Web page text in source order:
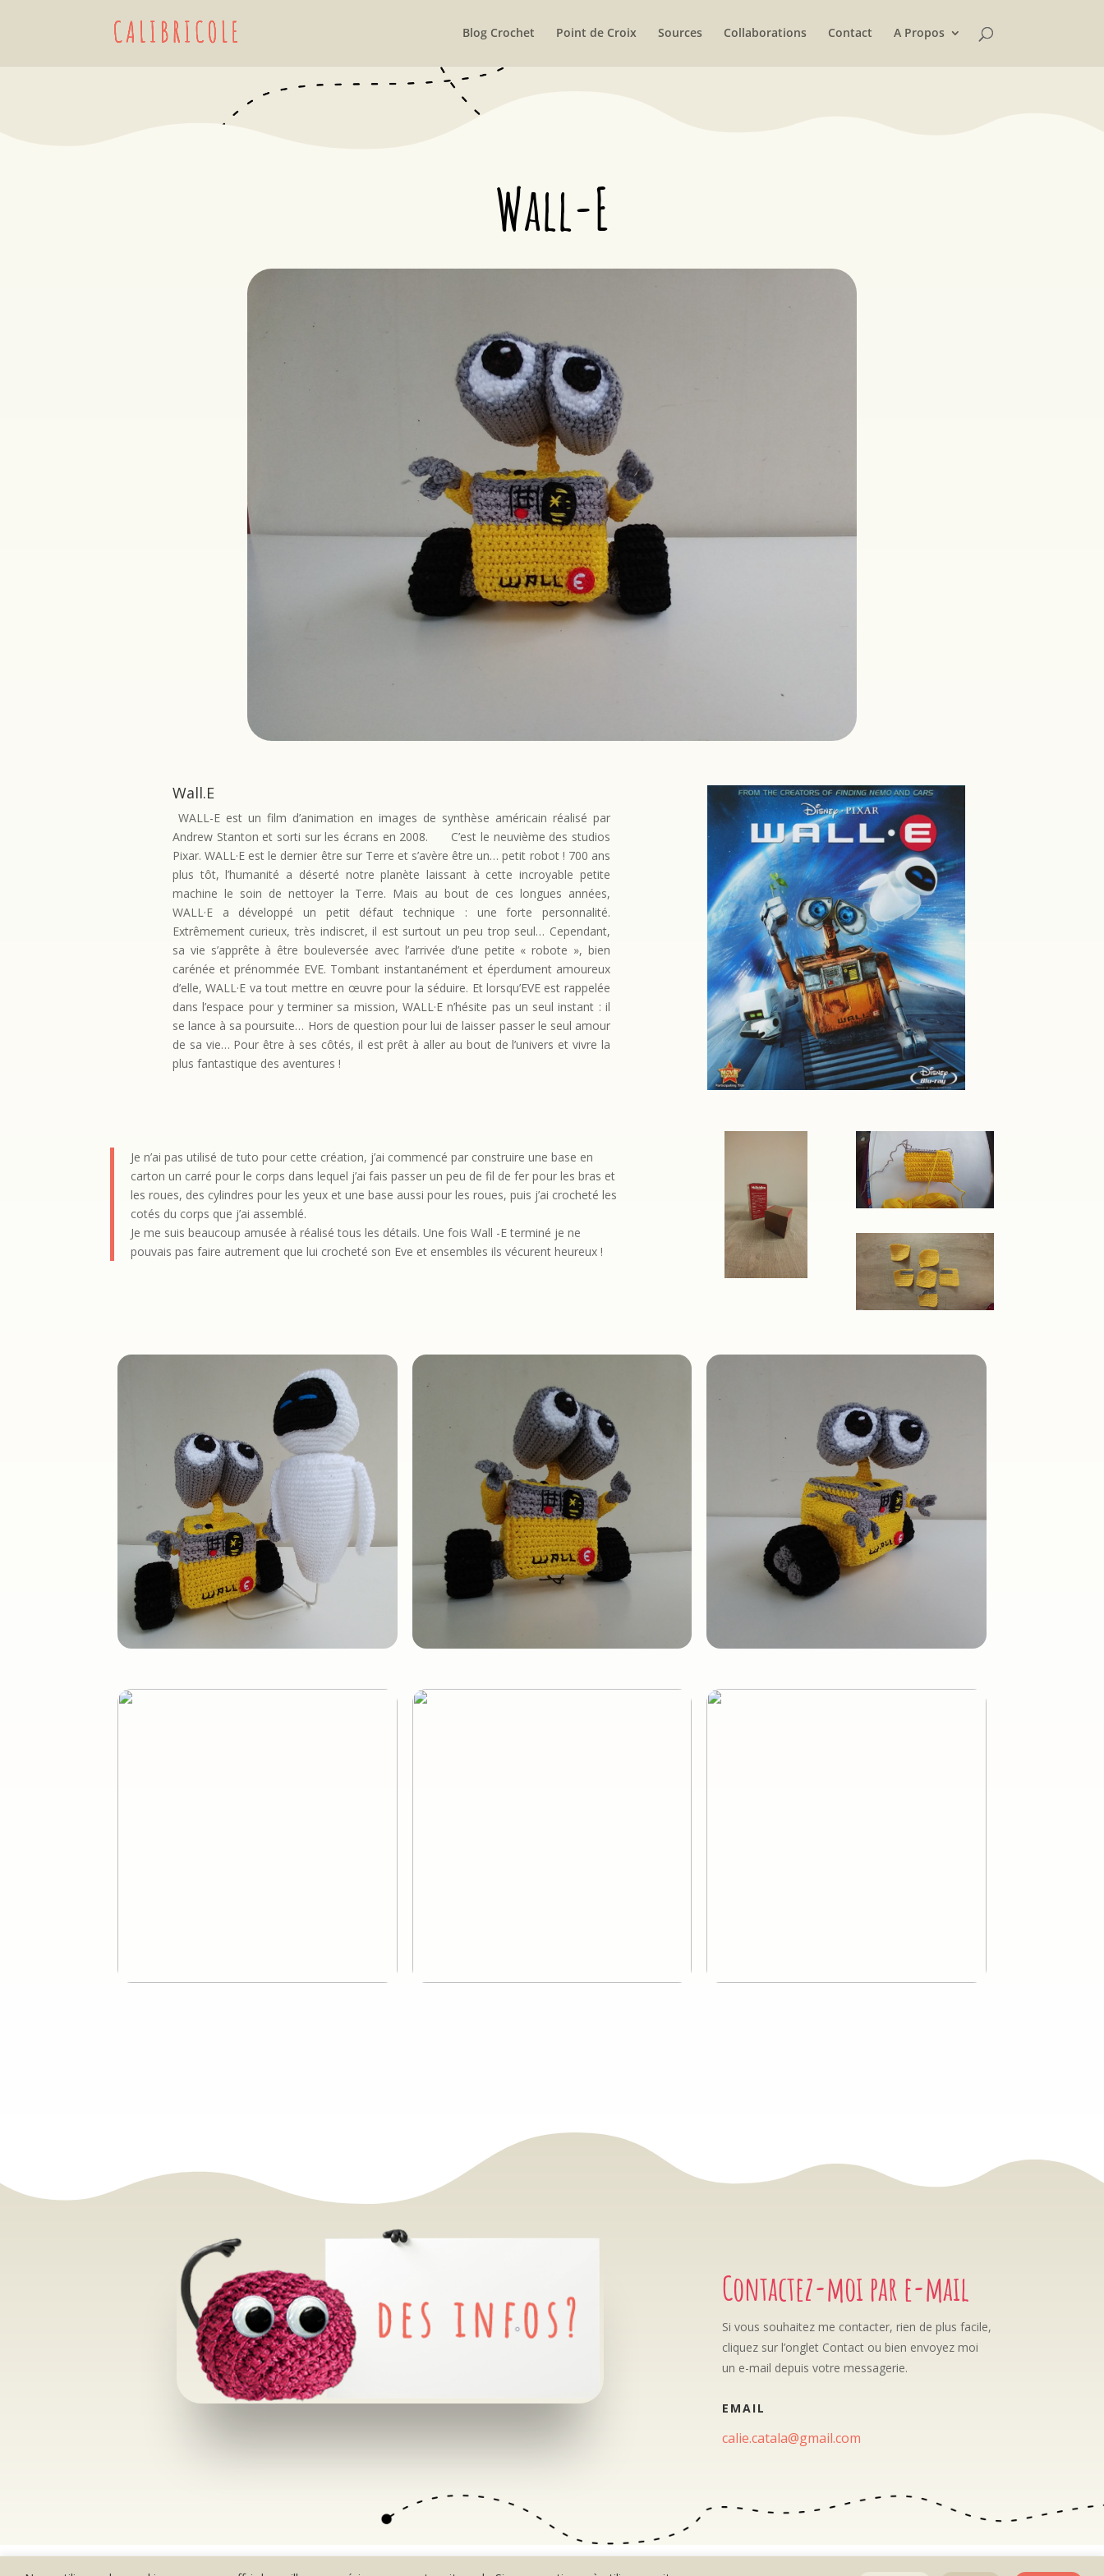
Blog Crochet Point de Croix Sources Collaborations Contact A Propos
Wall-E
Wall.E
WALL-E est un film d’animation en images de synthèse américain réalisé par
Andrew Stanton et sorti sur les écrans en 2008. C’est le neuvième des studios
Pixar. WALL·E est le dernier être sur Terre et s’avère être un… petit robot ! 700 ans
plus tôt, l’humanité a déserté notre planète laissant à cette incroyable petite
machine le soin de nettoyer la Terre. Mais au bout de ces longues années,
WALL·E a développé un petit défaut technique : une forte personnalité.
Extrêmement curieux, très indiscret, il est surtout un peu trop seul… Cependant,
sa vie s’apprête à être bouleversée avec l’arrivée d’une petite « robote », bien
carénée et prénommée EVE. Tombant instantanément et éperdument amoureux
d’elle, WALL·E va tout mettre en œuvre pour la séduire. Et lorsqu’EVE est rappelée
dans l’espace pour y terminer sa mission, WALL·E n’hésite pas un seul instant : il
se lance à sa poursuite… Hors de question pour lui de laisser passer le seul amour
de sa vie… Pour être à ses côtés, il est prêt à aller au bout de l’univers et vivre la
plus fantastique des aventures !
Je n’ai pas utilisé de tuto pour cette création, j’ai commencé par construire une base en
carton un carré pour le corps dans lequel j’ai fais passer un peu de fil de fer pour les bras et
les roues, des cylindres pour les yeux et une base aussi pour les roues, puis j’ai crocheté les
cotés du corps que j’ai assemblé.
Je me suis beaucoup amusée à réalisé tous les détails. Une fois Wall -E terminé je ne
pouvais pas faire autrement que lui crocheté son Eve et ensembles ils vécurent heureux !
Contactez-moi par e-mail
Si vous souhaitez me contacter, rien de plus facile,
cliquez sur l’onglet Contact ou bien envoyez moi
un e-mail depuis votre messagerie.
EMAIL
calie.catala@gmail.com